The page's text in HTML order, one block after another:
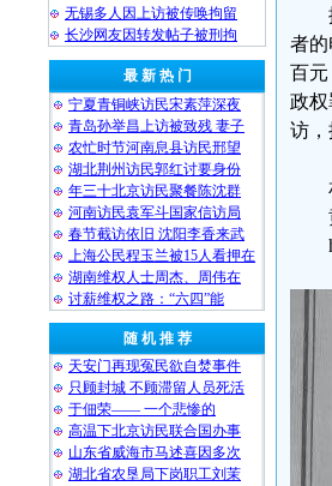
无锡多人因上访被传唤拘留
长沙网友因转发帖子被刑拘
最 新 热 门
宁夏青铜峡访民宋素萍深夜
青岛孙举昌上访被致残 妻子
农忙时节河南息县访民邢望
湖北荆州访民郭红讨要身份
年三十北京访民聚餐陈沈群
河南访民袁军斗国家信访局
春节截访依旧 沈阳李香来武
上海公民程玉兰被15人看押在
湖南维权人士周杰、周伟在
讨薪维权之路：“六四”能
随 机 推 荐
天安门再现冤民欲自焚事件
只顾封城 不顾滞留人员死活
于佃荣—— 一个悲惨的
高温下北京访民联合国办事
山东省威海市马述喜因多次
湖北省农垦局下岗职工刘茉
者
百元
政权
访